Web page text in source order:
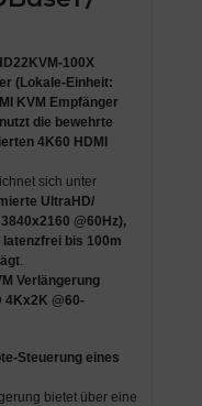
100X
(Lokale-Einheit:
KVM Empfänger
die bewehrte
4K60 HDMI
sich unter
UltraHD/
@60Hz),
latenzfrei bis 100m
.
Verlängerung
4Kx2K @60-
Steuerung eines
bietet über eine